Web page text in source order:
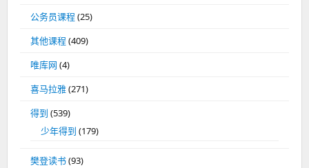
公务员课程(25)
其他课程(409)
唯库网 (4)
喜马拉雅(271)
得到 (539)
少年得到 (179)
樊登读书(93)